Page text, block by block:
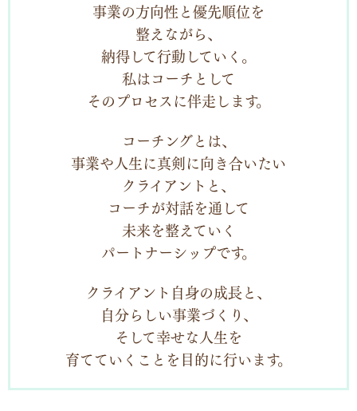
事業の方向性と優先順位を
整えながら、
納得して行動していく。
私はコーチとして
そのプロセスに伴走します。
コーチングとは、
事業や人生に真剣に向き合いたい
クライアントと、
コーチが対話を通して
未来を整えていく
パートナーシップです。
クライアント自身の成長と、
自分らしい事業づくり、
そして幸せな人生を
育てていくことを目的に行います。